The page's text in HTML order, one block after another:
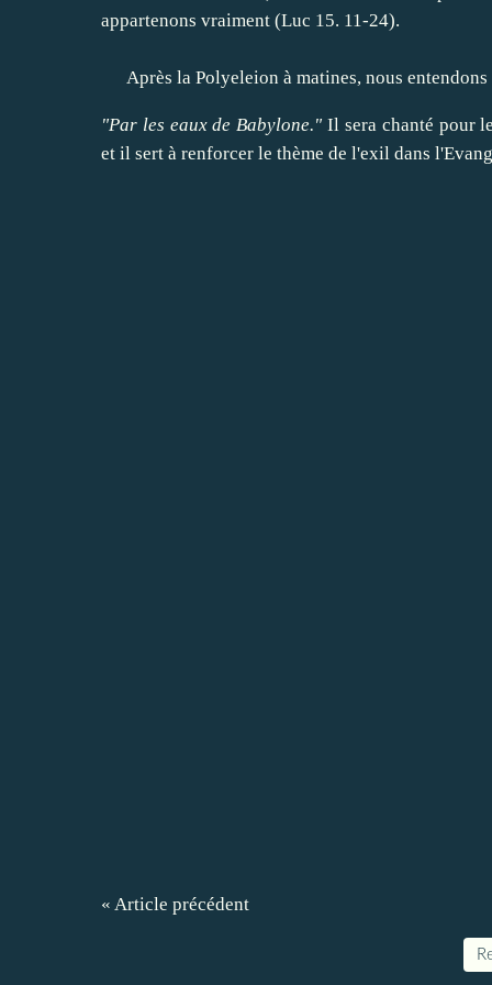
appartenons vraiment (Luc 15. 11-24).
Après la Polyeleion à matines, nous entendons
"Par les eaux de Babylone." Il sera chanté pour
et il sert à renforcer le thème de l'exil dans
« Article précédent